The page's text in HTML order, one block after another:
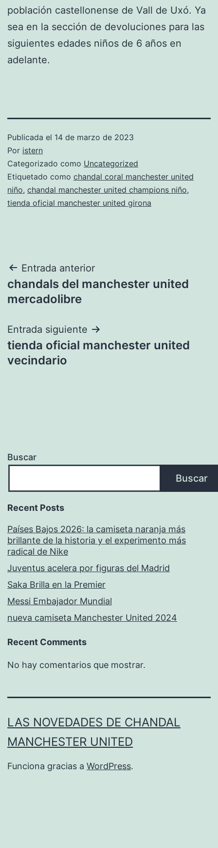
población castellonense de Vall de Uxó. Ya
sea en la sección de devoluciones para las
siguientes edades niños de 6 años en
adelante.
Publicada el 14 de marzo de 2023
Por istern
Categorizado como Uncategorized
Etiquetado como chandal coral manchester united
niño, chandal manchester united champions niño,
tienda oficial manchester united girona
Navegación
de
Entrada anterior
chandals del manchester united
mercadolibre
Entrada siguiente
tienda oficial manchester united
vecindario
Buscar
Buscar
Recent Posts
Países Bajos 2026: la camiseta naranja más
brillante de la historia y el experimento más
radical de Nike
Juventus acelera por figuras del Madrid
Saka Brilla en la Premier
Messi Embajador Mundial
nueva camiseta Manchester United 2024
Recent Comments
No hay comentarios que mostrar.
LAS NOVEDADES DE CHANDAL
MANCHESTER UNITED
Funciona gracias a WordPress.